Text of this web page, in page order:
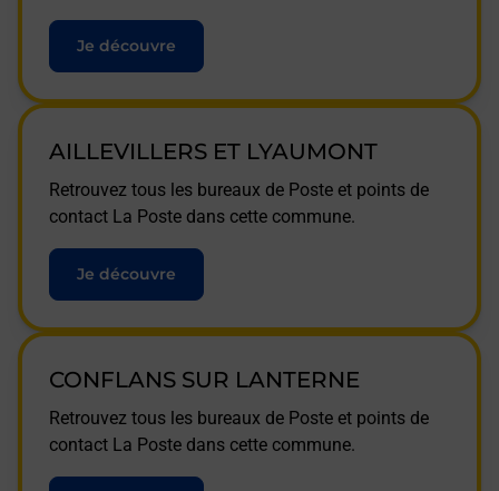
Je découvre
AILLEVILLERS ET LYAUMONT
Retrouvez tous les bureaux de Poste et points de
contact La Poste dans cette commune.
Je découvre
CONFLANS SUR LANTERNE
Retrouvez tous les bureaux de Poste et points de
contact La Poste dans cette commune.